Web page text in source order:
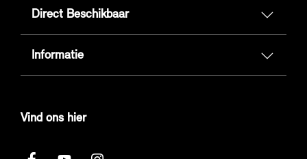
Direct Beschikbaar
Informatie
Vind ons hier